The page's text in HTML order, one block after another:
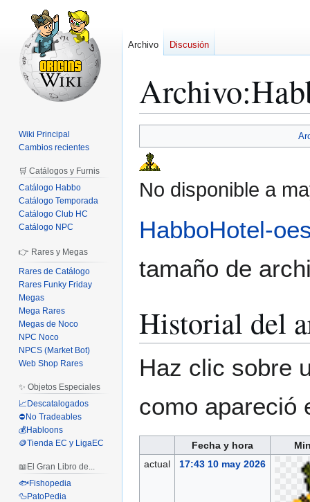
Archivo:
a
la
a
la
No disponible a
HabboHotel-
tamaño de
Historial del
Haz clic sobre
como apareció
Fecha y hora
actual
17:43 10 may 2026
Archivo Discusión
Wiki Principal
Cambios recientes
🛒 Catálogos y Furnis
Catálogo Habbo
Catálogo Temporada
Catálogo Club HC
Catálogo NPC
👉 Rares y Megas
Rares de Catálogo
Rares Funky Friday
Megas
Mega Rares
Megas de Noco
NPC Noco
NPCS (Market Bot)
Web Shop Rares
✨ Objetos Especiales
📈Descatalogados
⛔No Tradeables
💰Habloons
🪙Tienda EC y LigaEC
📖El Gran Libro de...
🐟Fishopedia
🦆PatoPedia